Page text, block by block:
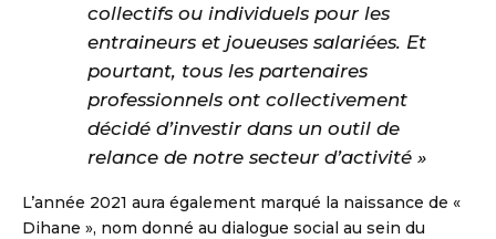
collectifs ou individuels pour les
entraineurs et joueuses salariées. Et
pourtant, tous les partenaires
professionnels ont collectivement
décidé d’investir dans un outil de
relance de notre secteur d’activité »
L’année 2021 aura également marqué la naissance de «
Dihane », nom donné au dialogue social au sein du